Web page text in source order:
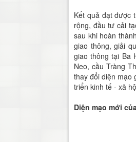
Kết quả đạt được
rộng, đầu tư cải
sau khi hoàn
giao thông, giải
giao thông tại Ba
Neo, cầu Tràng
thay đổi diện mạo
triển kinh tế - xã
Diện mạo mới